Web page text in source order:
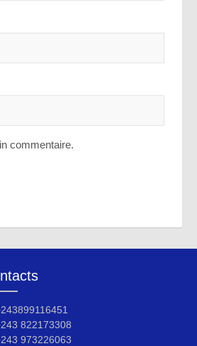
commentaire.
822173308
973226063